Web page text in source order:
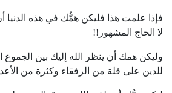
فإذا علمت هذا فليكن همُّك في هذه الدنيا
لا الحاج المشهور!!
وليكن همك أن ينظر الله إليك بين الجموع
للدين على قلة من الرفقاء وكثرة من